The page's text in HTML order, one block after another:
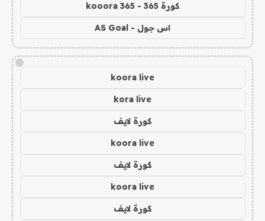
كورة 365 - kooora 365
اس جول - AS Goal
!
koora live
kora live
كورة لايف
koora live
كورة لايف
koora live
كورة لايف